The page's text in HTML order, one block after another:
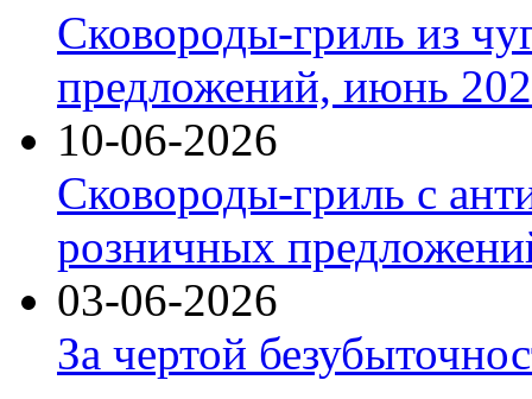
Сковороды-гриль из
предложений, июнь
10-06-2026
Сковороды-гриль с
розничных
03-06-2026
За чертой